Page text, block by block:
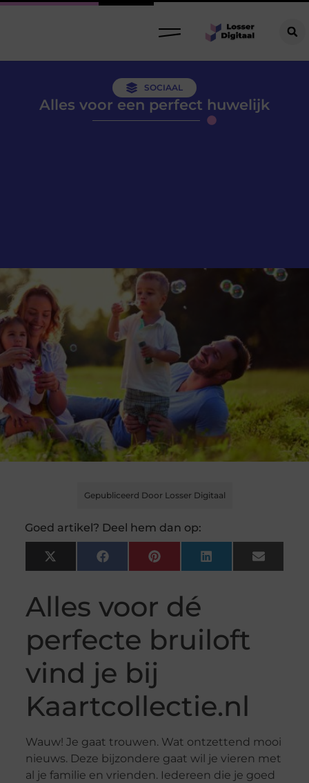
SOCIAAL
Alles voor een perfect huwelijk
Gepubliceerd Door Losser Digitaal
Goed artikel? Deel hem dan op:
X
(Twitter)
FacebookPinterest LinkedIn Email
Alles voor dé
perfecte bruiloft
vind je bij
Kaartcollectie.nl
Wauw! Je gaat trouwen. Wat ontzettend mooi
nieuws. Deze bijzondere gaat wil je vieren met
al je familie en vrienden. Iedereen die je goed